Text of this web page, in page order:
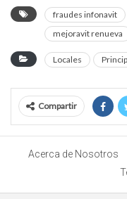
fraudes infonavit
mejoravit renueva
Locales
Compartir
Acerca de Nosotros